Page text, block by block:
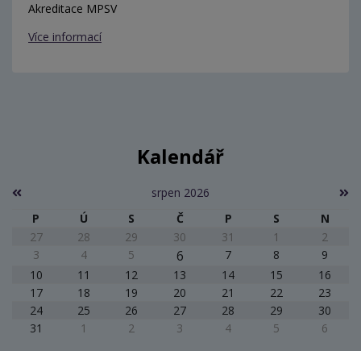
Akreditace MPSV
Více informací
Kalendář
srpen 2026
P
Ú S Č P S
N
27
28 29 30 31 1
2
3
4 5 6 7 8
9
10
11 12 13 14 15
16
17
18 19 20 21 22
23
24
25 26 27 28 29
30
31
1 2 3 4 5 6